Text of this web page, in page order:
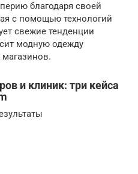
благодаря своей
с помощью технологий
свежие тенденции
модную одежду
и клиник: три кейса